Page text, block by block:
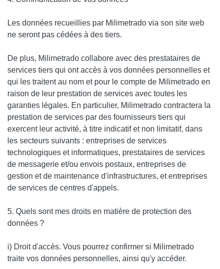
Les données recueillies par Milimetrado via son site web
ne seront pas cédées à des tiers.
De plus, Milimetrado collabore avec des prestataires de
services tiers qui ont accès à vos données personnelles et
qui les traitent au nom et pour le compte de Milimetrado en
raison de leur prestation de services avec toutes les
garanties légales. En particulier, Milimetrado contractera la
prestation de services par des fournisseurs tiers qui
exercent leur activité, à titre indicatif et non limitatif, dans
les secteurs suivants : entreprises de services
technologiques et informatiques, prestataires de services
de messagerie et/ou envois postaux, entreprises de
gestion et de maintenance d'infrastructures, et entreprises
de services de centres d'appels.
5. Quels sont mes droits en matière de protection des
données ?
i) Droit d'accès. Vous pourrez confirmer si Milimetrado
traite vos données personnelles, ainsi qu'y accéder.